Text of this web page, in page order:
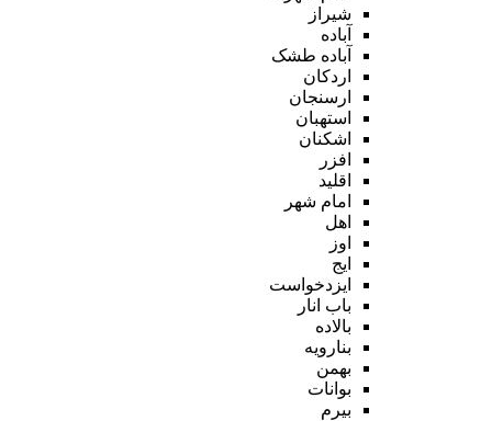
شیراز
آباده
آباده طشک
اردکان
ارسنجان
استهبان
اشکنان
افزر
اقلید
امام شهر
اهل
اوز
ایج
ایزدخواست
باب انار
بالاده
بنارویه
بهمن
بوانات
بیرم